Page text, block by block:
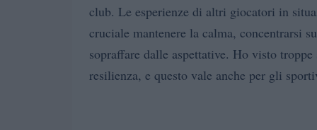
club. Le esperienze di altri giocatori in
cruciale mantenere la calma, concentrarsi
sopraffare dalle aspettative. Ho visto
resilienza, e questo vale anche per gli